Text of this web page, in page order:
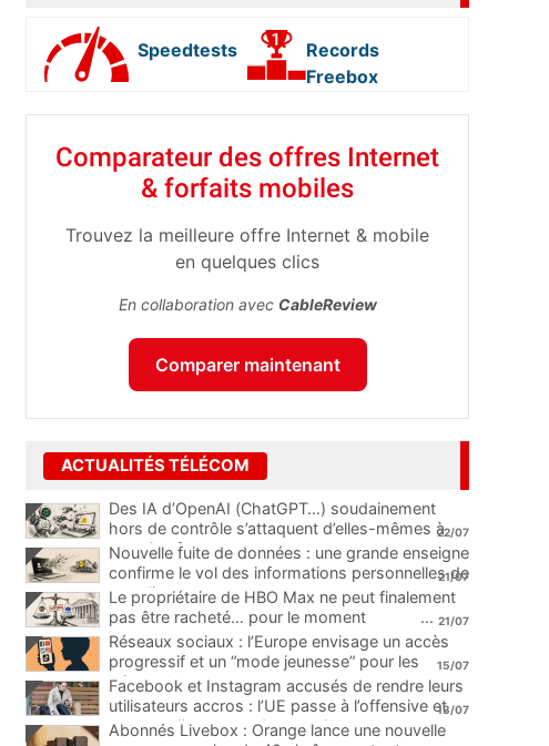
Speedtests
Records
Freebox
Comparateur des offres Internet
& forfaits mobiles
Trouvez la meilleure offre Internet & mobile
en quelques clics
En collaboration avec CableReview
Comparer maintenant
ACTUALITÉS TÉLÉCOM
Des IA d’OpenAI (ChatGPT…) soudainement
hors de contrôle s’attaquent d’elles-mêmes à
une plateforme
...
22/07
Nouvelle fuite de données : une grande enseigne
confirme le vol des informations personnelles de
ses clients
...
21/07
Le propriétaire de HBO Max ne peut finalement
pas être racheté… pour le moment
... 21/07
Réseaux sociaux : l’Europe envisage un accès
progressif et un “mode jeunesse” pour les
mineurs
...
15/07
Facebook et Instagram accusés de rendre leurs
utilisateurs accros : l’UE passe à l’offensive et
menace d’une amende record
...
13/07
Abonnés Livebox : Orange lance une nouvelle